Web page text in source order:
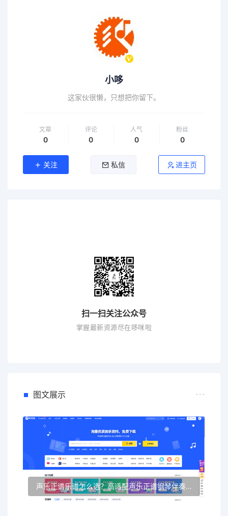
小哆
这家伙很懒，只想把你留下。
文章
0
评论
0
人气
0
粉丝
0
关注 私信 进主页
扫一扫关注公众号
掌握最新资源尽在哆咪啦
图文展示
声乐正谱乐谱怎么选？高适配声乐正谱钢琴伴奏资源推荐